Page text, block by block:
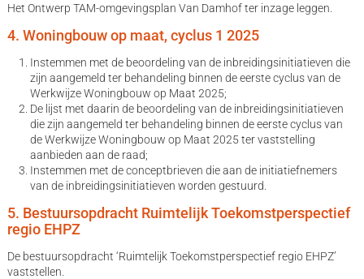
Het Ontwerp TAM-omgevingsplan Van Damhof ter inzage leggen.
4. Woningbouw op maat, cyclus 1 2025
Instemmen met de beoordeling van de inbreidingsinitiatieven die
zijn aangemeld ter behandeling binnen de eerste cyclus van de
Werkwijze Woningbouw op Maat 2025;
De lijst met daarin de beoordeling van de inbreidingsinitiatieven
die zijn aangemeld ter behandeling binnen de eerste cyclus van
de Werkwijze Woningbouw op Maat 2025 ter vaststelling
aanbieden aan de raad;
Instemmen met de conceptbrieven die aan de initiatiefnemers
van de inbreidingsinitiatieven worden gestuurd.
5. Bestuursopdracht Ruimtelijk Toekomstperspectief
regio EHPZ
De bestuursopdracht ‘Ruimtelijk Toekomstperspectief regio EHPZ’
vaststellen.